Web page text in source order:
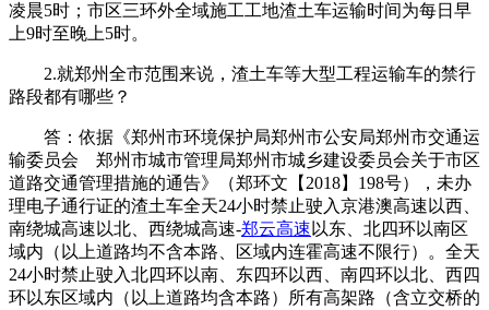
凌晨5时；市区三环外全域施工工地渣土车运输时间为每日早
上9时至晚上5时。
2.就郑州全市范围来说，渣土车等大型工程运输车的禁行
路段都有哪些？
答：依据《郑州市环境保护局郑州市公安局郑州市交通运
输委员会 郑州市城市管理局郑州市城乡建设委员会关于市区
道路交通管理措施的通告》（郑环文【2018】198号），未办
理电子通行证的渣土车全天24小时禁止驶入京港澳高速以西、
南绕城高速以北、西绕城高速-郑云高速以东、北四环以南区
域内（以上道路均不含本路、区域内连霍高速不限行）。全天
24小时禁止驶入北四环以南、东四环以西、南四环以北、西四
环以东区域内（以上道路均含本路）所有高架路（含立交桥的